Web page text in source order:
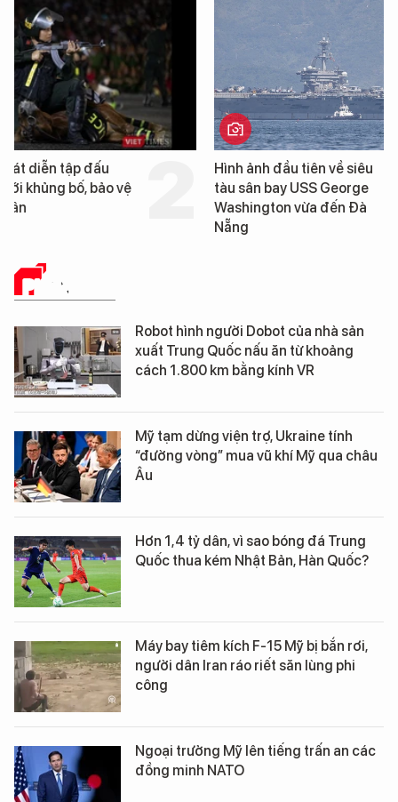
Hình ảnh đầu tiên về siêu
tàu sân bay USS George
Washington vừa đến Đà
Cận cảnh chiến hạm
tống tàu sân bay USS
George Washington
PHÂN TÍCH
Robot hình người Dobot của nhà sản
xuất Trung Quốc nấu ăn từ khoảng
cách 1.800 km bằng kính VR
Mỹ tạm dừng viện trợ, Ukraine tính
“đường vòng” mua vũ khí Mỹ qua châu
Âu
Hơn 1,4 tỷ dân, vì sao bóng đá Trung
Quốc thua kém Nhật Bản, Hàn Quốc?
Máy bay tiêm kích F-15 Mỹ bị bắn rơi,
người dân Iran ráo riết săn lùng phi
công
Ngoại trưởng Mỹ lên tiếng trấn an các
đồng minh NATO